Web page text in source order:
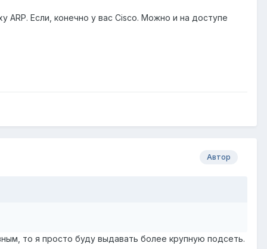
Если, конечно у вас Cisco. Можно и на доступе
Автор
то я просто буду выдавать более крупную подсеть.